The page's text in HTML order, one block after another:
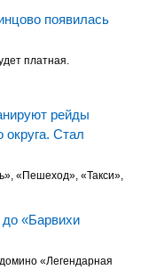
появилась
платная.
рейды
округа. Стал
«Пешеход», «Такси»,
«Барвихи
«Легендарная